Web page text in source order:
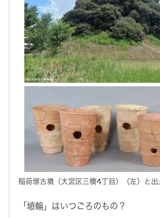
稲荷塚古墳（大宮区三橋4丁目）（左）と出
「埴輪」はいつごろのもの？